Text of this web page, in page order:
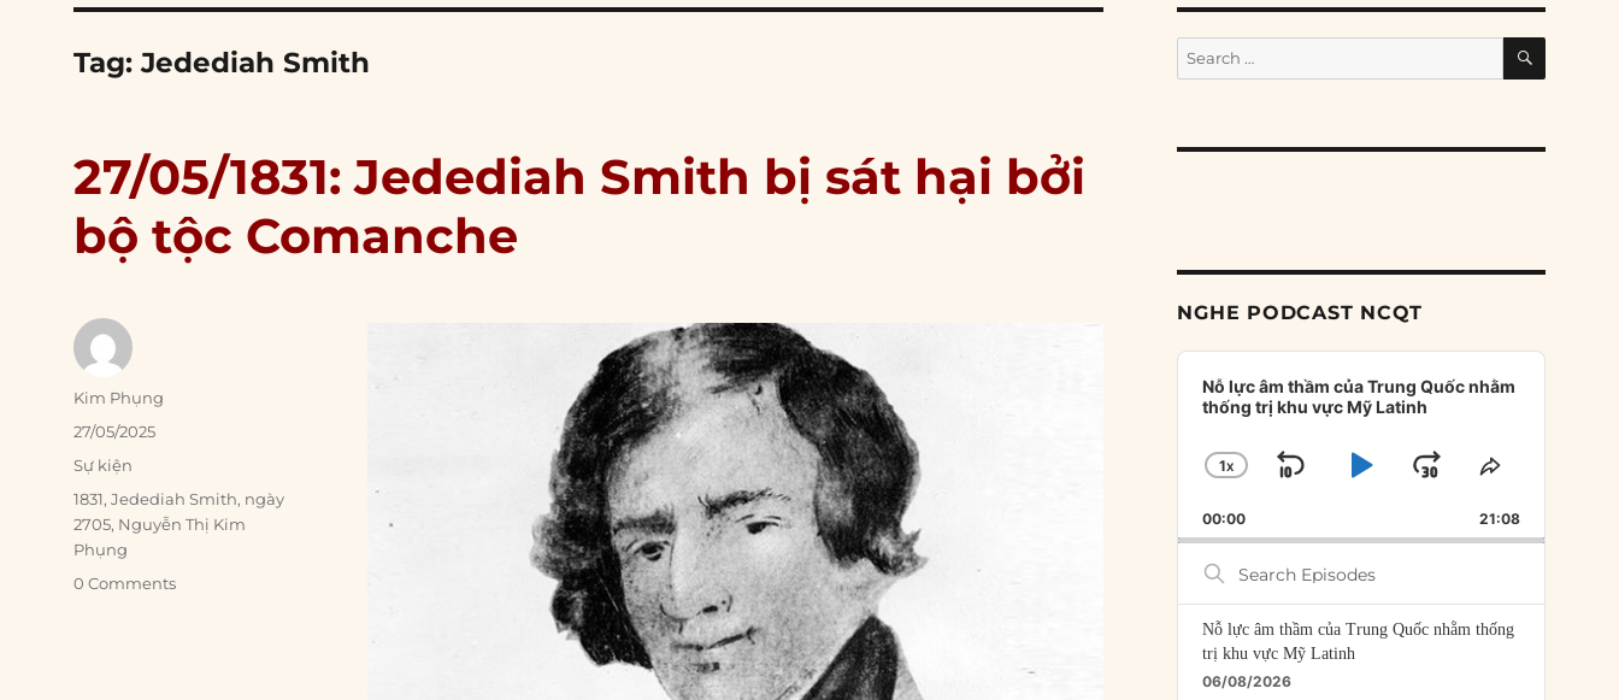
Tag:Jedediah Smith
27/05/1831: Jedediah Smith bị sát hại bởi
bộ tộc Comanche
Author
Kim Phụng
Posted
27/05/2025
Categories
Sự kiện
Tags
1831,Jedediah Smith, ngày
2705, Nguyễn Thị Kim
Phụng
0 Comments
Search
for:
SEARCH
NGHE PODCAST NCQT
Audio
Player
Nỗ lực âm thầm của Trung Quốc nhằm
thống trị khu vực Mỹ Latinh
CHANGE
RATE
1X
SKIP
BACKWARD
PLAYJUMP
FORWARD
SHARE
EPISODE
00:00 21:08
Search
Episodes
Nỗ lực âm thầm của Trung Quốc nhằm thống
trị khu vực Mỹ Latinh
06/08/2026